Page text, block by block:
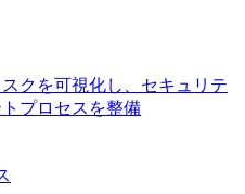
クを可視化し、セキュリテ
プロセスを整備